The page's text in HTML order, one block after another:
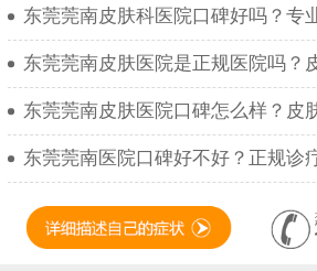
东莞莞南皮肤科医院口碑好吗？专
东莞莞南皮肤医院是正规医院吗？
东莞莞南皮肤医院口碑怎么样？皮
东莞莞南医院口碑好不好？正规诊